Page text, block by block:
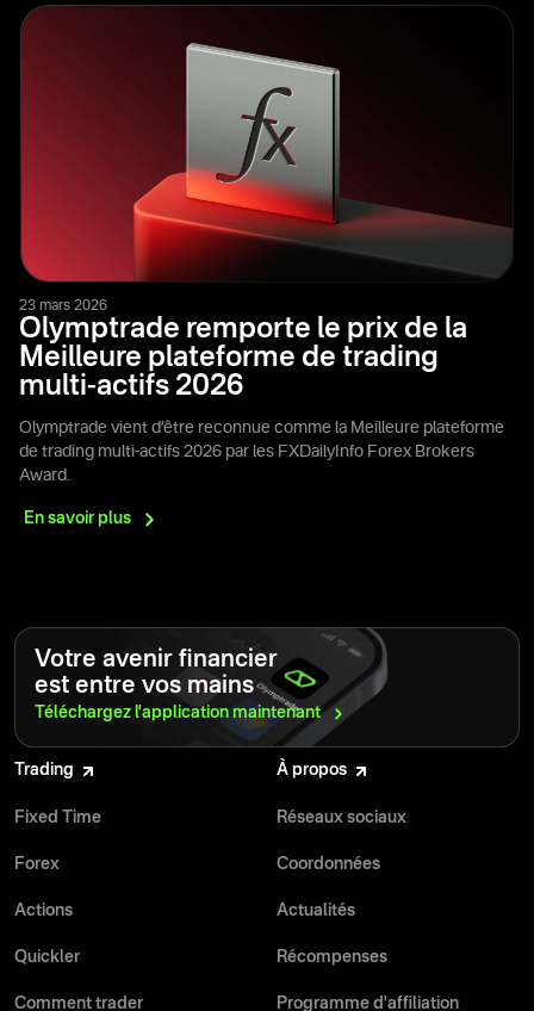
23 mars 2026
Olymptrade remporte le prix de la
Meilleure plateforme de trading
multi-actifs 2026
Olymptrade vient d’être reconnue comme la Meilleure plateforme
de trading multi-actifs 2026 par les FXDailyInfo Forex Brokers
Award.
En savoirplus
Votre avenir financier
est entre vos mains
Téléchargez l'applicationmaintenant
Trading
Fixed Time
Forex
Actions
Quickler
Comment trader
À propos
Réseaux sociaux
Coordonnées
Actualités
Récompenses
Programme d'affiliation